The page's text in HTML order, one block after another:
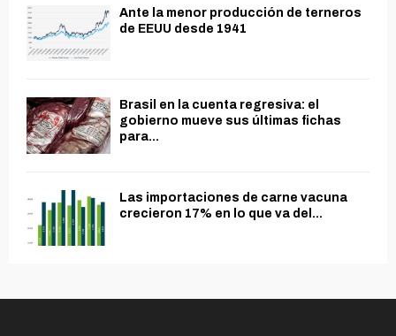
Ante la menor producción de terneros
de EEUU desde 1941
Brasil en la cuenta regresiva: el
gobierno mueve sus últimas fichas
para...
Las importaciones de carne vacuna
crecieron 17% en lo que va del...